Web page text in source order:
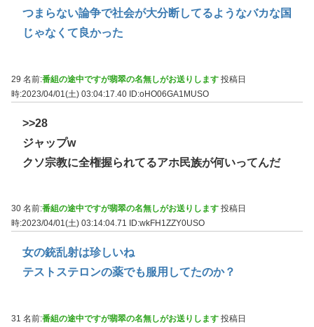
つまらない論争で社会が大分断してるようなバカな国
じゃなくて良かった
29 名前:番組の途中ですが翡翠の名無しがお送りします 投稿日
時:2023/04/01(土) 03:04:17.40 ID:oHO06GA1MUSO
>>28
ジャップw
クソ宗教に全権握られてるアホ民族が何いってんだ
30 名前:番組の途中ですが翡翠の名無しがお送りします 投稿日
時:2023/04/01(土) 03:14:04.71
ID:wkFH1ZZY0USO
女の銃乱射は珍しいね
テストステロンの薬でも服用してたのか？
31 名前:番組の途中ですが翡翠の名無しがお送りします 投稿日